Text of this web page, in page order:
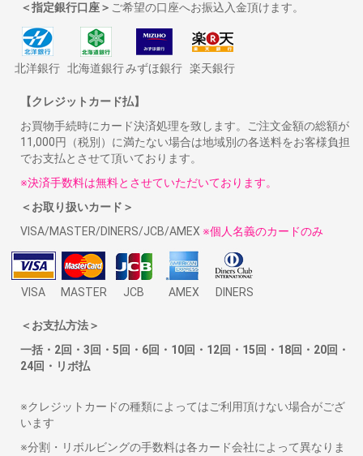
＜指定銀行口座＞ ご希望の口座へお振込入金頂けます。
北洋銀行 北海道銀行みずほ銀行 楽天銀行
【クレジットカード払】
お買物手続時にカード決済処理を致します。ご注文金額の総額が
11,000円（税別）に満たない場合は地域別の各送料をお客様負担
でお支払とさせて頂いております。
※決済手数料は無料とさせていただいております。
＜お取り扱いカード＞
VISA/MASTER/DINERS/JCB/AMEX ※個人名義のカードのみ
VISA MASTER JCB AMEX DINERS
＜お支払方法＞
一括・2回・3回・5回・6回・10回・12回・15回・18回・20回・
24回・リボ払
※クレジットカードの種類によってはご利用頂けない場合がござ
います
※分割・リボルビングの手数料は各カード会社によって異なりま